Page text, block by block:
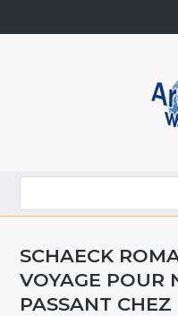
SCHAECK
VOYAGE POUR
PASSANT